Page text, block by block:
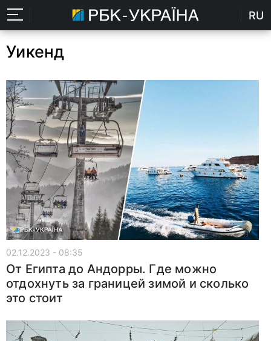
RU
Уикенд
02.12.2023 - 08:35
От Египта до Андорры. Где можно
отдохнуть за границей зимой и сколько
это стоит